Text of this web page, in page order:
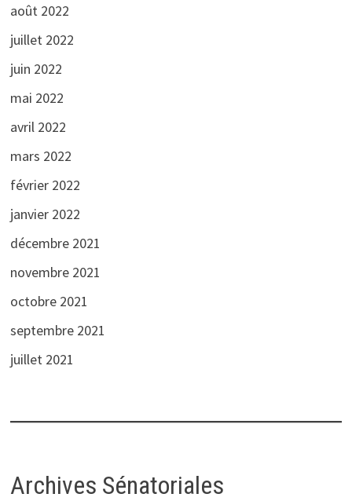
août 2022
juillet 2022
juin 2022
mai 2022
avril 2022
mars 2022
février 2022
janvier 2022
décembre 2021
novembre 2021
octobre 2021
septembre 2021
juillet 2021
Archives Sénatoriales